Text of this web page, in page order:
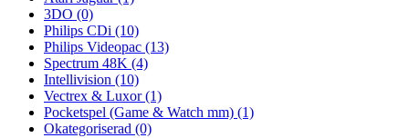
3DO (0)
Philips CDi (10)
Philips Videopac (13)
Spectrum 48K (4)
Intellivision (10)
Vectrex & Luxor(1)
Pocketspel (Game & Watch mm) (1)
Okategoriserad (0)